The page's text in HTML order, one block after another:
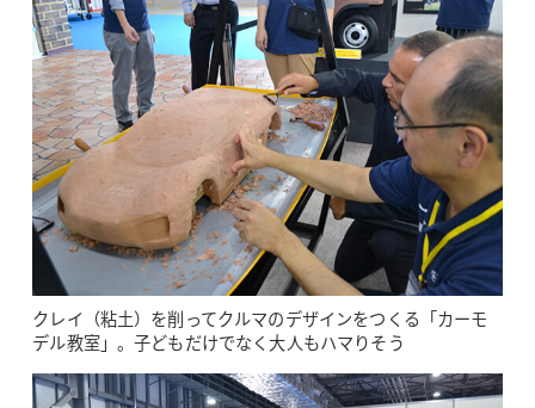
クレイ（粘土）を削ってクルマのデザインをつくる「カーモ
デル教室」。子どもだけでなく大人もハマりそう